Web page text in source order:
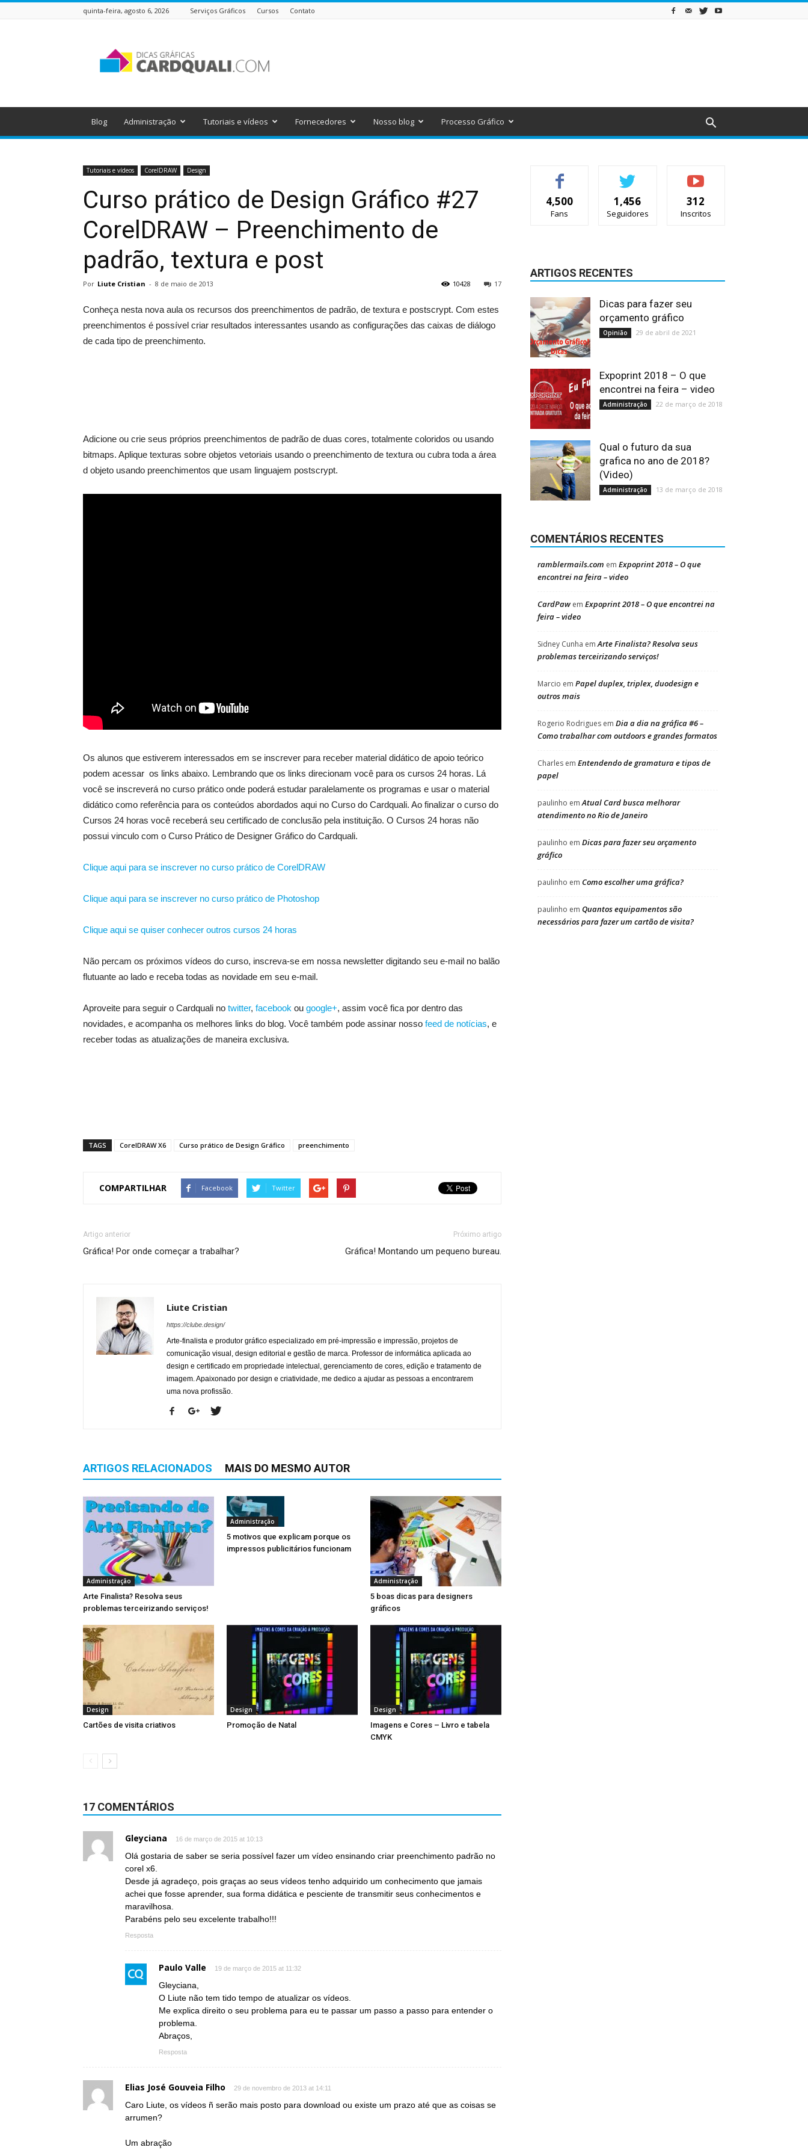
quinta-feira, agosto 6, 2026 Serviços Gráficos Cursos Contato
Gráficas
do
Blog Administração Tutoriais e vídeos Fornecedores Nosso blog Processo Gráfico
Tutoriais e vídeos CorelDRAW Design
Curso prático de Design Gráfico #27
CorelDRAW – Preenchimento de
padrão, textura e post
Por Liute Cristian - 8 de maio de 2013 17
10428
Conheça nesta nova aula os recursos dos preenchimentos de padrão, de textura e postscrypt. Com estes
preenchimentos é possível criar resultados interessantes usando as configurações das caixas de diálogo
de cada tipo de preenchimento.
Adicione ou crie seus próprios preenchimentos de padrão de duas cores, totalmente coloridos ou usando
bitmaps. Aplique texturas sobre objetos vetoriais usando o preenchimento de textura ou cubra toda a área
d objeto usando preenchimentos que usam linguajem postscrypt.
Os alunos que estiverem interessados em se inscrever para receber material didático de apoio teórico
podem acessar os links abaixo. Lembrando que os links direcionam você para os cursos 24 horas. Lá
você se inscreverá no curso prático onde poderá estudar paralelamente os programas e usar o material
didático como referência para os conteúdos abordados aqui no Curso do Cardquali. Ao finalizar o curso do
Cursos 24 horas você receberá seu certificado de conclusão pela instituição. O Cursos 24 horas não
possui vinculo com o Curso Prático de Designer Gráfico do Cardquali.
Clique aqui para se inscrever no curso prático de CorelDRAW
Clique aqui para se inscrever no curso prático de Photoshop
Clique aqui se quiser conhecer outros cursos 24 horas
Não percam os próximos vídeos do curso, inscreva-se em nossa newsletter digitando seu e-mail no balão
flutuante ao lado e receba todas as novidade em seu e-mail.
Aproveite para seguir o Cardquali no twitter, facebook ou google+, assim você fica por dentro das
novidades, e acompanha os melhores links do blog. Você também pode assinar nosso feed de notícias, e
receber todas as atualizações de maneira exclusiva.
TAGS CorelDRAW X6 Curso prático de Design Gráfico preenchimento
COMPARTILHAR Facebook Twitter
Artigo anterior
Gráfica! Por onde começar a trabalhar?
Próximo artigo
Gráfica! Montando um pequeno bureau.
Liute Cristian
https://clube.design/
Arte-finalista e produtor gráfico especializado em pré-impressão e impressão, projetos de
comunicação visual, design editorial e gestão de marca. Professor de informática aplicada ao
design e certificado em propriedade intelectual, gerenciamento de cores, edição e tratamento de
imagem. Apaixonado por design e criatividade, me dedico a ajudar as pessoas a encontrarem
uma nova profissão.
ARTIGOS RELACIONADOS MAIS DO MESMO AUTOR
Administração
Arte Finalista? Resolva seus
problemas terceirizando serviços!
Administração
5 motivos que explicam porque os
impressos publicitários funcionam
Administração
5 boas dicas para designers
gráficos
Design
Cartões de visita criativos
Design
Promoção de Natal
Design
Imagens e Cores – Livro e tabela
CMYK
17 COMENTÁRIOS
Gleyciana 16 de março de 2015 at 10:13
Olá gostaria de saber se seria possível fazer um vídeo ensinando criar preenchimento padrão no
corel x6.
Desde já agradeço, pois graças ao seus vídeos tenho adquirido um conhecimento que jamais
achei que fosse aprender, sua forma didática e pesciente de transmitir seus conhecimentos e
maravilhosa.
Parabéns pelo seu excelente trabalho!!!
Resposta
Paulo Valle 19 de março de 2015 at 11:32
Gleyciana,
O Liute não tem tido tempo de atualizar os vídeos.
Me explica direito o seu problema para eu te passar um passo a passo para entender o
problema.
Abraços,
Resposta
Elias José Gouveia Filho 29 de novembro de 2013 at 14:11
Caro Liute, os vídeos ñ serão mais posto para download ou existe um prazo até que as coisas se
arrumen?
Um abração
4,500
Fans
1,456
Seguidores
312
Inscritos
ARTIGOS RECENTES
Dicas para fazer seu
orçamento gráfico
Opinião 29 de abril de 2021
Expoprint 2018 – O que
encontrei na feira – video
Administração 22 de março de 2018
Qual o futuro da sua
grafica no ano de 2018?
(Video)
Administração 13 de março de 2018
COMENTÁRIOS RECENTES
ramblermails.com em Expoprint 2018 – O que
encontrei na feira – video
CardPawem Expoprint 2018 – O que encontrei na
feira – video
Sidney Cunha emArte Finalista? Resolva seus
problemas terceirizando serviços!
Marcio em Papel duplex, triplex, duodesign e
outros mais
Rogerio Rodrigues em Dia a dia na gráfica #6 –
Como trabalhar com outdoors e grandes formatos
Charles em Entendendo de gramatura e tipos de
papel
paulinho emAtual Card busca melhorar
atendimento no Rio de Janeiro
paulinho em Dicas para fazer seu orçamento
gráfico
paulinho em Como escolher uma gráfica?
paulinho em Quantos equipamentos são
necessários para fazer um cartão de visita?